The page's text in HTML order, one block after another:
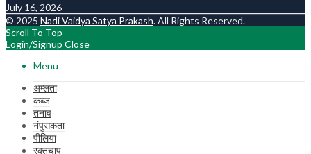
July 16, 2026
© 2025 Nadi Vaidya Satya Prakash. All Rights Reserved.
Scroll To Top
Login/Signup Close
Menu
अम्लता
कब्ज
तनाव
नंपुसकता
पीलिया
रक्तचाप